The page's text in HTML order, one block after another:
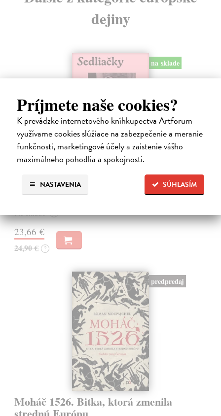
Príjmete naše cookies?
K prevádzke internetového kníhkupectva Artforum
využívame cookies slúžiace na zabezpečenie a meranie
funkčnosti, marketingové účely a zaistenie vášho
maximálneho pohodlia a spokojnosti.
SÚHLASÍM
NASTAVENIA
dejiny
na sklade
Kuciel-Frydryszak Joanna
„Neplač, dieťa moje. Každá žena je otrokyňa, tak ani ty nebudeš
Na sklade ?
23,66 €
24,90 € ?
predpredaj
Moháč 1526. Bitka, ktorá zmenila